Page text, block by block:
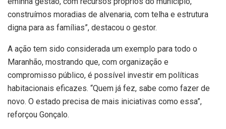
construímos moradias de alvenaria, com telha e estrutura
digna para as famílias”, destacou o gestor.
A ação tem sido considerada um exemplo para todo o
Maranhão, mostrando que, com organização e
compromisso público, é possível investir em políticas
habitacionais eficazes. “Quem já fez, sabe como fazer de
novo. O estado precisa de mais iniciativas como essa”,
reforçou Gonçalo.